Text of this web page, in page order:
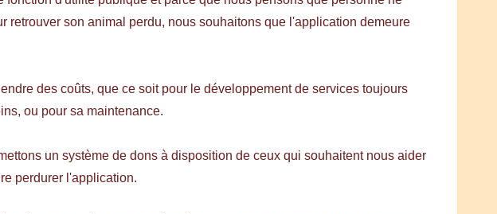
retrouver son animal perdu, nous souhaitons que l'application demeure
des coûts, que ce soit pour le développement de services toujours
ou pour sa maintenance.
un système de dons à disposition de ceux qui souhaitent nous aider
perdurer l'application.